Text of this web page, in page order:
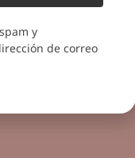
y
de correo